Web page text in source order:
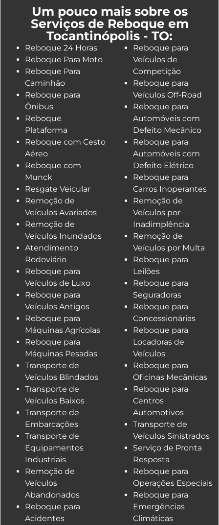
Um pouco mais sobre os
Serviços de Reboque em
Tocantinópolis - TO:
Reboque 24 Horas
Reboque Para Moto
Reboque Para
Caminhão
Reboque para
Ônibus
Reboque
Plataforma
Reboque com Cesto
Aéreo
Reboque com
Munck
Resgate Veicular
Remoção de
Veículos Avariados
Remoção de
Veículos Inundados
Atendimento
Rodoviário
Reboque para
Veículos de Luxo
Reboque para
Veículos Antigos
Reboque para
Máquinas Agrícolas
Reboque para
Máquinas Pesadas
Transporte de
Veículos Blindados
Transporte de
Veículos Baixos
Transporte de
Embarcações
Transporte de
Equipamentos
Industriais
Remoção de
Veículos
Abandonados
Reboque para
Acidentes
Reboque para
Veículos de
Competição
Reboque para
Veículos Off-Road
Reboque para
Automóveis com
Defeito Mecânico
Reboque para
Automóveis com
Defeito Elétrico
Reboque para
Carros Inoperantes
Remoção de
Veículos por
Inadimplência
Remoção de
Veículos por Multa
Reboque para
Leilões
Reboque para
Seguradoras
Reboque para
Concessionárias
Reboque para
Locadoras de
Veículos
Reboque para
Oficinas Mecânicas
Reboque para
Centros
Automotivos
Transporte de
Veículos Sinistrados
Serviço de Pronta
Resposta
Reboque para
Operações Especiais
Reboque para
Emergências
Climáticas